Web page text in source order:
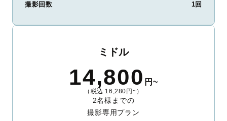
撮影回数
1回
ミドル
14,800 円~
（税込 16,280円~）
2名様までの
撮影専用プラン